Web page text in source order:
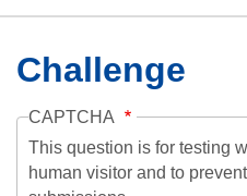
Challenge
CAPTCHA
This question is for testing
human visitor and to